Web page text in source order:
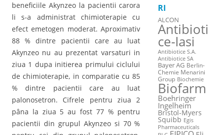
beneficiile Akynzeo la pacientii carora
li s-a administrat chimioterapie cu
efect emetogen moderat. Aproximativ
88 % dintre pacientii care au luat
Akynzeo nu au prezentat varsaturi in
ziua 1 dupa initierea primului ciclului
de chimioterapie, in comparatie cu 85
% dintre pacientii care au luat
palonosetron. Cifrele pentru ziua 2
pâna la ziua 5 au fost 77 % pentru
pacientii din grupul Akynzeo si 70 %
RI
ALCON
Antibioti
ce-Iasi
Antibiotice S.A.
Antibiotice SA
Bayer AG Berlin-
Chemie Menarini
Group Biochemie
Biofarm
Boehringer
Ingelheim
Bristol-Myers
Squibb Egis
Pharmaceuticals